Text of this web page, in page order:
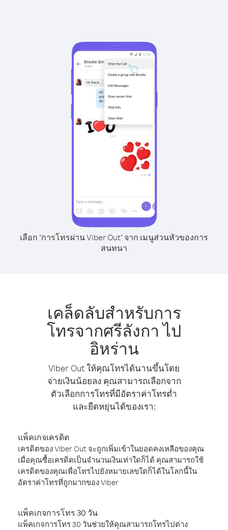
เลือก "การโทรผ่าน Viber Out" จาก เมนูส่วนหัวของการ
สนทนา
เคล็ดลับสำหรับการ
โทรจากศรีลังกา ไป
อิหร่าน
Viber Out ให้คุณโทรได้นานขึ้นโดย
จ่ายเงินน้อยลง คุณสามารถเลือกจาก
ตัวเลือกการโทรที่มีอัตราค่าโทรต่ำ
และยืดหยุ่นได้ของเรา:
แพ็คเกจเครดิต
เครดิตของ Viber Out จะถูกเพิ่มเข้าในยอดคงเหลือของคุณ
เมื่อคุณซื้อเครดิตเป็นจำนวนเงินเท่าใดก็ได้ คุณสามารถใช้
เครดิตของคุณเพื่อโทรไปยังหมายเลขใดก็ได้ในโลกนี้ใน
อัตราค่าโทรที่ถูกมากของ Viber
แพ็คเกจการโทร 30 วัน
แพ็คเกจการโทร 30 วันช่วยให้คุณสามารถโทรไปต่าง